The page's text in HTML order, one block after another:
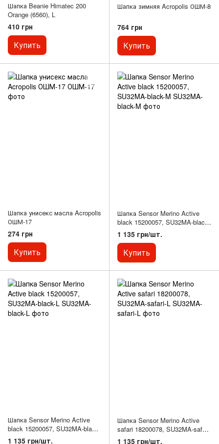
Шапка Beanie Himatec 200
Orange (6560), L
410 грн
Купить
Шапка зимняя Acropolis ОШМ-8
764 грн
Купить
Шапка унисекс масла Acropolis
ОШМ-17
274 грн
Купить
Шапка Sensor Merino Active
black 15200057, SU32MA-black-
M
1 135 грн/шт.
Купить
Шапка Sensor Merino Active
black 15200057, SU32MA-black-
L
1 135 грн/шт.
Шапка Sensor Merino Active
safari 18200078, SU32MA-safari-
L
1 135 грн/шт.